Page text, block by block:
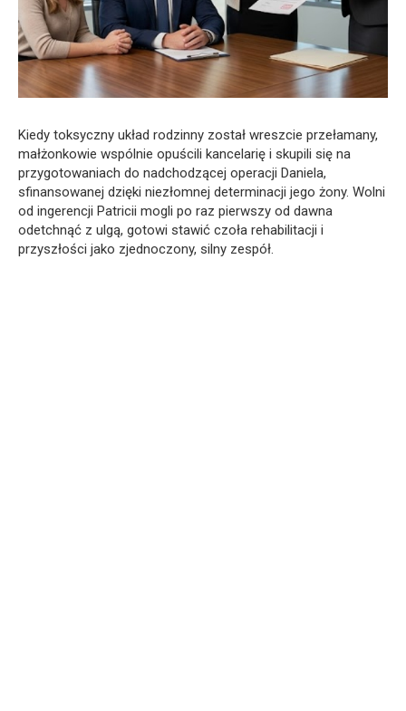
Kiedy toksyczny układ rodzinny został wreszcie przełamany,
małżonkowie wspólnie opuścili kancelarię i skupili się na
przygotowaniach do nadchodzącej operacji Daniela,
sfinansowanej dzięki niezłomnej determinacji jego żony. Wolni
od ingerencji Patricii mogli po raz pierwszy od dawna
odetchnąć z ulgą, gotowi stawić czoła rehabilitacji i
przyszłości jako zjednoczony, silny zespół.